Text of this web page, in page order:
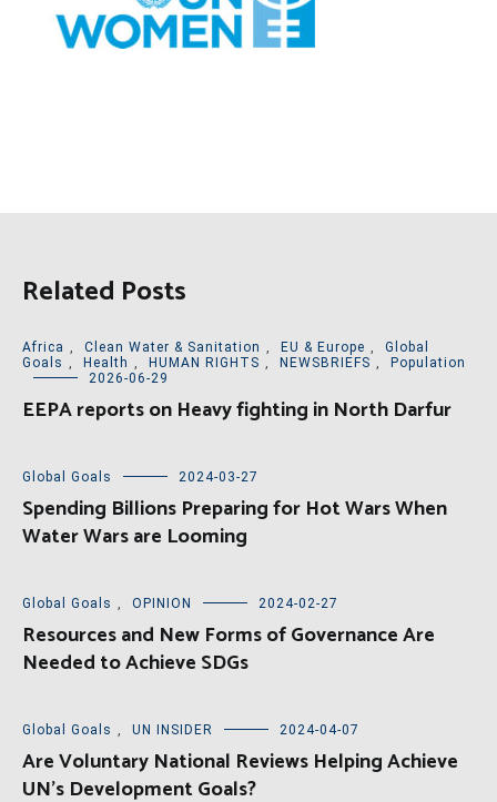
Related Posts
Africa Clean Water & Sanitation EU & Europe
Global
Goals
Health HUMAN RIGHTS NEWSBRIEFS
Population
2026-06-29
EEPA reports on Heavy fighting in North Darfur
Global Goals 2024-03-27
Spending Billions Preparing for Hot Wars When
Water Wars are Looming
Global Goals OPINION 2024-02-27
Resources and New Forms of Governance Are
Needed to Achieve SDGs
Global Goals UN INSIDER 2024-04-07
Are Voluntary National Reviews Helping Achieve
UN’s Development Goals?